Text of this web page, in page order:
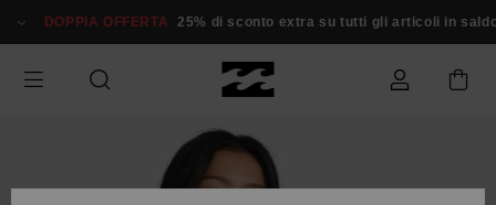
alle
prodotto
DOPPIA OFFERTA 25% di sconto extra su tutti gli articoli in saldo*